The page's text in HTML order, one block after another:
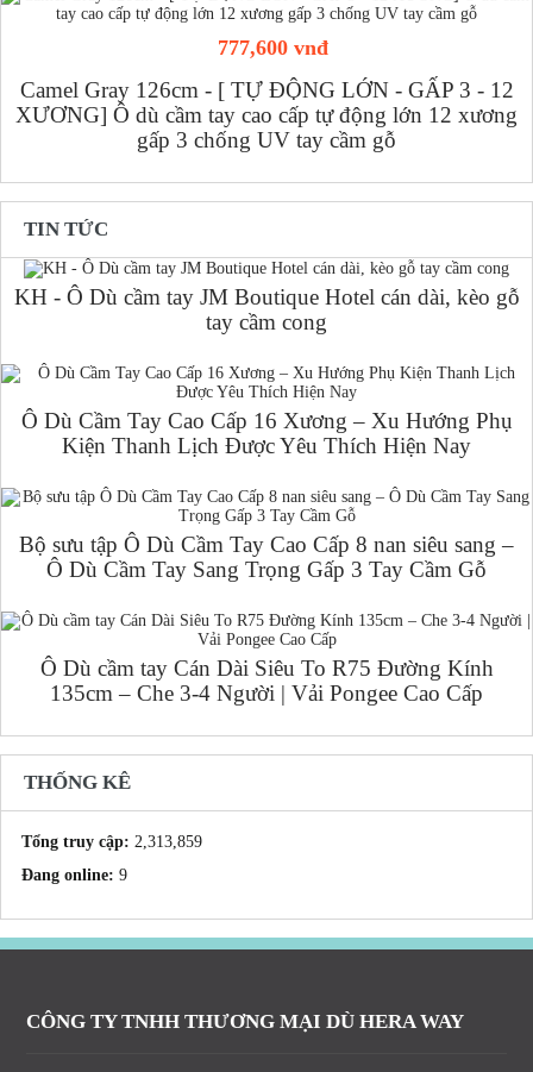
777,600 vnđ
Camel Gray 126cm - [ TỰ ĐỘNG LỚN - GẤP 3 - 12
XƯƠNG] Ô dù cầm tay cao cấp tự động lớn 12 xương
gấp 3 chống UV tay cầm gỗ
TIN TỨC
KH - Ô Dù cầm tay JM Boutique Hotel cán dài, kèo gỗ
tay cầm cong
Ô Dù Cầm Tay Cao Cấp 16 Xương – Xu Hướng Phụ
Kiện Thanh Lịch Được Yêu Thích Hiện Nay
Bộ sưu tập Ô Dù Cầm Tay Cao Cấp 8 nan siêu sang –
Ô Dù Cầm Tay Sang Trọng Gấp 3 Tay Cầm Gỗ
Ô Dù cầm tay Cán Dài Siêu To R75 Đường Kính
135cm – Che 3-4 Người | Vải Pongee Cao Cấp
THỐNG KÊ
Tổng truy cập: 2,313,859
Đang online: 9
CÔNG TY TNHH THƯƠNG MẠI DÙ HERA WAY